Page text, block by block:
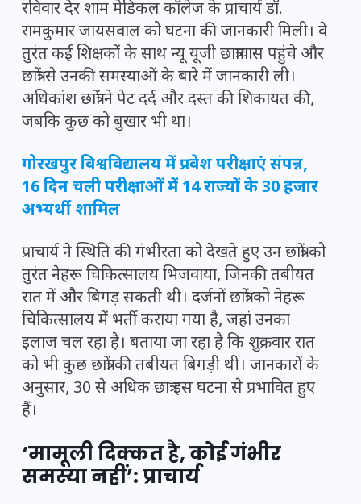
रविवार देर शाम मेडिकल कॉलेज के प्राचार्य डॉ.
रामकुमार जायसवाल को घटना की जानकारी मिली। वे
तुरंत कई शिक्षकों के साथ न्यू यूजी छात्रावास पहुंचे और
छात्रों से उनकी समस्याओं के बारे में जानकारी ली।
अधिकांश छात्रों ने पेट दर्द और दस्त की शिकायत की,
जबकि कुछ को बुखार भी था।
गोरखपुर विश्वविद्यालय में प्रवेश परीक्षाएं संपन्न,
16 दिन चली परीक्षाओं में 14 राज्यों के 30 हजार
अभ्यर्थी शामिल
प्राचार्य ने स्थिति की गंभीरता को देखते हुए उन छात्रों को
तुरंत नेहरू चिकित्सालय भिजवाया, जिनकी तबीयत
रात में और बिगड़ सकती थी। दर्जनों छात्रों को नेहरू
चिकित्सालय में भर्ती कराया गया है, जहां उनका
इलाज चल रहा है। बताया जा रहा है कि शुक्रवार रात
को भी कुछ छात्रों की तबीयत बिगड़ी थी। जानकारों के
अनुसार, 30 से अधिक छात्र इस घटना से प्रभावित हुए
हैं।
‘मामूली दिक्कत है, कोई गंभीर
समस्या नहीं’: प्राचार्य